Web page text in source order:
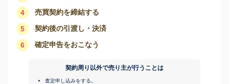
4 売買契約を締結する
5 契約後の引渡し・決済
6 確定申告をおこなう
契約周り以外で売り主が行うことは
査定申し込みをする。